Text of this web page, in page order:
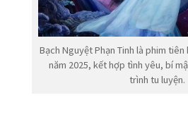
Bạch Nguyệt Phạn Tinh là phim
năm 2025, kết hợp tình yêu, bí
trình tu luyện.